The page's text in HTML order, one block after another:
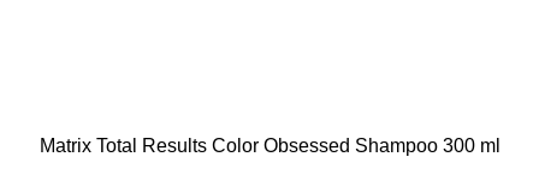
Matrix Total Results Color Obsessed Shampoo 300 ml